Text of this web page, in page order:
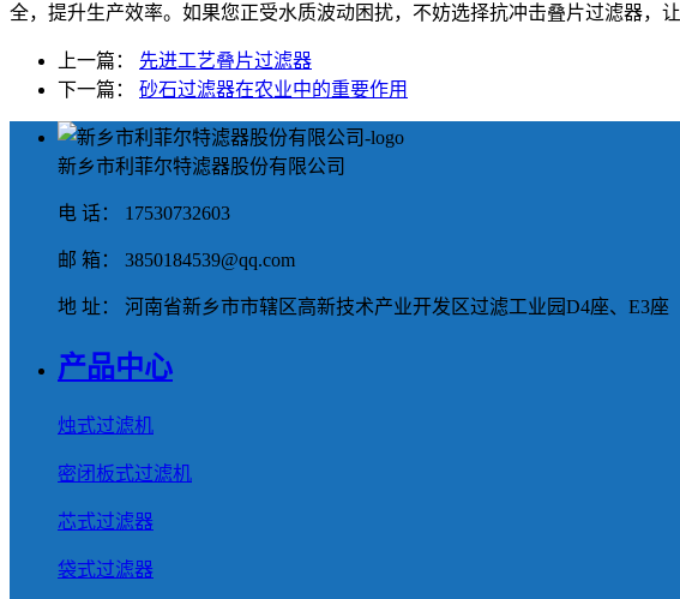
全，提升生产效率。如果您正受水质波动困扰，不妨选择抗冲击叠片过滤器，
上一篇： 先进工艺叠片过滤器
下一篇： 砂石过滤器在农业中的重要作用
新乡市利菲尔特滤器股份有限公司
电 话： 17530732603
邮 箱： 3850184539@qq.com
地 址： 河南省新乡市市辖区高新技术产业开发区过滤工业园D4座、E3座
产品中心
烛式过滤机
密闭板式过滤机
芯式过滤器
袋式过滤器